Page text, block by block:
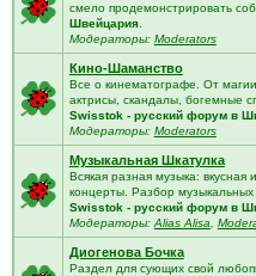
смело продемонстрировать
Швейцария.
Модераторы: Moderators
Кино-Шаманство
Все о кинематографе. От
актрисы, скандалы, богемные
Swisstok - русский форум в
Модераторы: Moderators
Музыкальная Шкатулка
Всякая разная музыка: вкусная
концерты. Разбор музыкальных
Swisstok - русский форум в
Модераторы: Alias Alisa
Диогенова Бочка
Раздел для сующих свой